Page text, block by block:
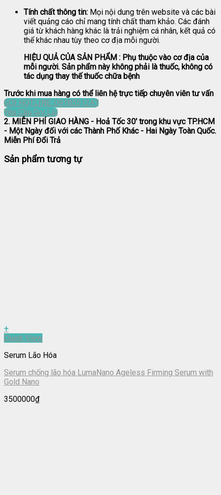
Tính chất thông tin: Mọi nội dung trên website và các bài
viết quảng cáo chỉ mang tính chất tham khảo. Các đánh
giá từ khách hàng khác là trải nghiệm cá nhân, kết quả có
thể khác nhau tùy theo cơ địa mỗi người.
HIỆU QUẢ CỦA SẢN PHẨM : Phụ thuộc vào cơ địa của
mỗi người. Sản phẩm này không phải là thuốc, không có
tác dụng thay thế thuốc chữa bệnh
Trước khi mua hàng có thể liên hệ trực tiếp chuyên viên tư vấn
GỌI HOTLINE: 0918551247
Yêu Cầu Gọi Lại
2. MIỄN PHÍ GIAO HÀNG - Hoả Tốc 30' trong khu vực TP.HCM
- Một Ngày đối với các Thành Phố Khác - Hai Ngày Toàn Quốc.
Miễn Phí Đổi Trả
Sản phẩm tương tự
+
Quick View
Serum Lão Hóa
Serum chống lão hóa LumaNano Ageless Firming Serum with
Gold Nano
3500000₫